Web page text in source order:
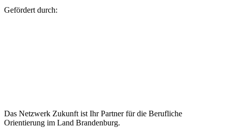
Gefördert durch:
Das Netzwerk Zukunft ist Ihr Partner für die Berufliche
Orientierung im Land Brandenburg.